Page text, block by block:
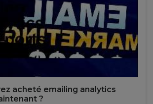
acheté emailing analytics
?